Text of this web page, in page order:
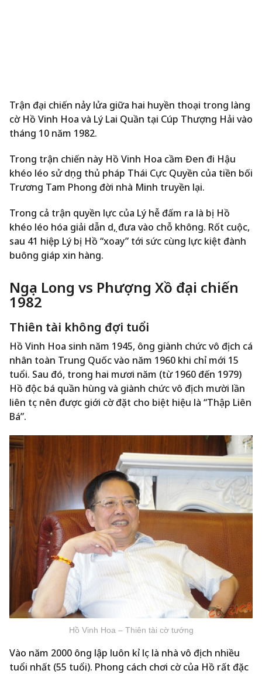
Trận đại chiến nảy lửa giữa hai huyền thoại trong làng
cờ Hồ Vinh Hoa và Lý Lai Quần tại Cúp Thượng Hải vào
tháng 10 năm 1982.
Trong trận chiến này Hồ Vinh Hoa cầm Đen đi Hậu
khéo léo sử dụng thủ pháp Thái Cực Quyền của tiền bối
Trương Tam Phong đời nhà Minh truyền lại.
Trong cả trận quyền lực của Lý hễ đấm ra là bị Hồ
khéo léo hóa giải dẫn dụ, đưa vào chỗ không. Rốt cuộc,
sau 41 hiệp Lý bị Hồ “xoay” tới sức cùng lực kiệt đành
buông giáp xin hàng.
Ngọa Long vs Phượng Xồ đại chiến
1982
Thiên tài không đợi tuổi
Hồ Vinh Hoa sinh năm 1945, ông giành chức vô địch cá
nhân toàn Trung Quốc vào năm 1960 khi chỉ mới 15
tuổi. Sau đó, trong hai mươi năm (từ 1960 đến 1979)
Hồ độc bá quần hùng và giành chức vô địch mười lần
liên tục nên được giới cờ đặt cho biệt hiệu là “Thập Liên
Bá”.
Hồ Vinh Hoa – Thiên tài cờ tướng
Vào năm 2000 ông lập luôn kỉ lục là nhà vô địch nhiều
tuổi nhất (55 tuổi). Phong cách chơi cờ của Hồ rất đặc